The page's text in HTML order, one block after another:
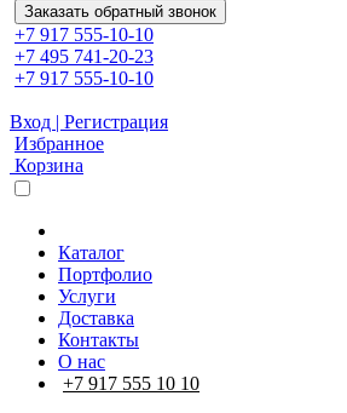
Заказать обратный звонок
+7 917 555-10-10
+7 495 741-20-23
+7 917 555-10-10
Вход | Регистрация
Избранное
Корзина
Каталог
Портфолио
Услуги
Доставка
Контакты
О нас
+7 917 555 10 10